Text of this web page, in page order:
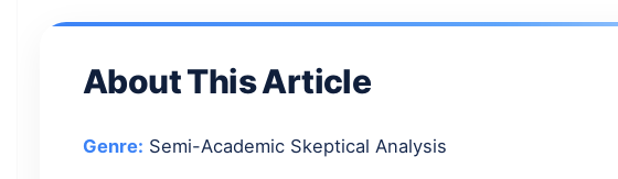
About This Article
Genre: Semi-Academic Skeptical Analysis